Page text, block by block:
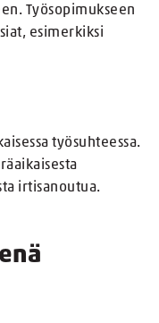
Työsopimukseen
esimerkiksi
työsuhteessa.
irtisanoutua.